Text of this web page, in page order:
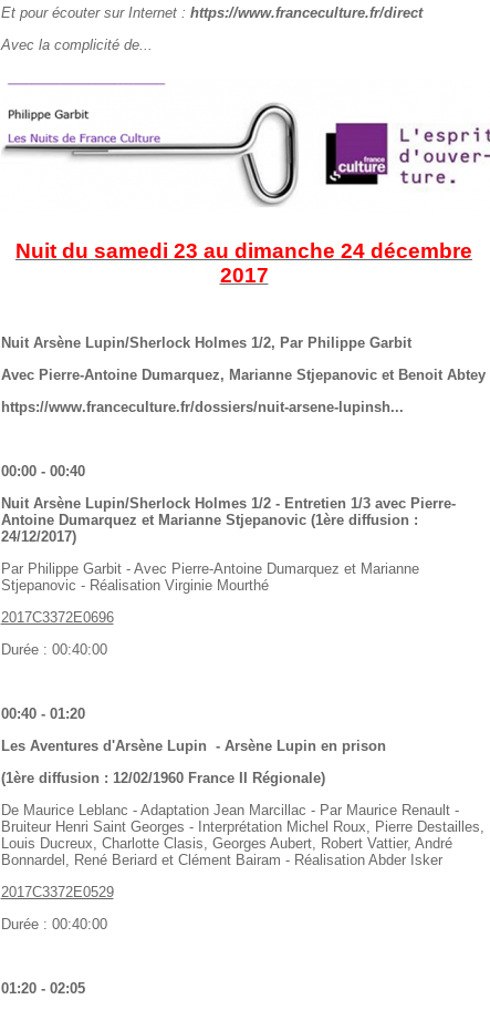
Et pour écouter sur Internet : https://www.franceculture.fr/direct
Avec la complicité de...
Nuit du samedi 23 au dimanche 24 décembre
2017
Nuit Arsène Lupin/Sherlock Holmes 1/2, Par Philippe Garbit
Avec Pierre-Antoine Dumarquez, Marianne Stjepanovic et Benoit Abtey
https://www.franceculture.fr/dossiers/nuit-arsene-lupinsh...
00:00 - 00:40
Nuit Arsène Lupin/Sherlock Holmes 1/2 - Entretien 1/3 avec Pierre-
Antoine Dumarquez et Marianne Stjepanovic (1ère diffusion :
24/12/2017)
Par Philippe Garbit - Avec Pierre-Antoine Dumarquez et Marianne
Stjepanovic - Réalisation Virginie Mourthé
2017C3372E0696
Durée : 00:40:00
00:40 - 01:20
Les Aventures d'Arsène Lupin - Arsène Lupin en prison
(1ère diffusion : 12/02/1960 France II Régionale)
De Maurice Leblanc - Adaptation Jean Marcillac - Par Maurice Renault -
Bruiteur Henri Saint Georges - Interprétation Michel Roux, Pierre Destailles,
Louis Ducreux, Charlotte Clasis, Georges Aubert, Robert Vattier, André
Bonnardel, René Beriard et Clément Bairam - Réalisation Abder Isker
2017C3372E0529
Durée : 00:40:00
01:20 - 02:05